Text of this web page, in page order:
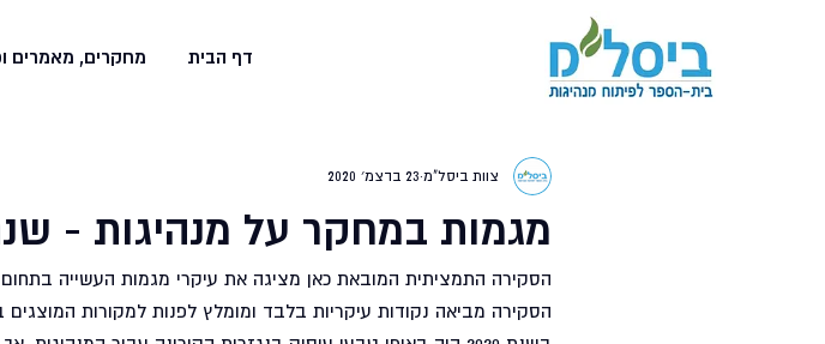
דף הבית מחקרים, מאמרים
מגמות במחקר על מנהיגות - שנת
צוות ביסל"מ 23 בדצמ׳ 2020
הסקירה מביאה נקודות עיקריות בלבד ומומלץ לפנות למקורות